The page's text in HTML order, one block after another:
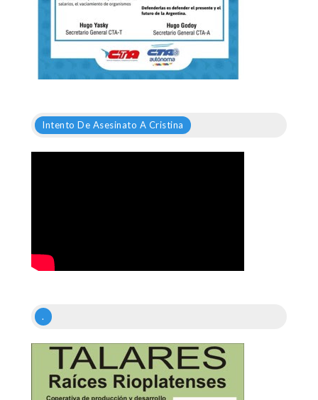
Intento De Asesinato A Cristina
.